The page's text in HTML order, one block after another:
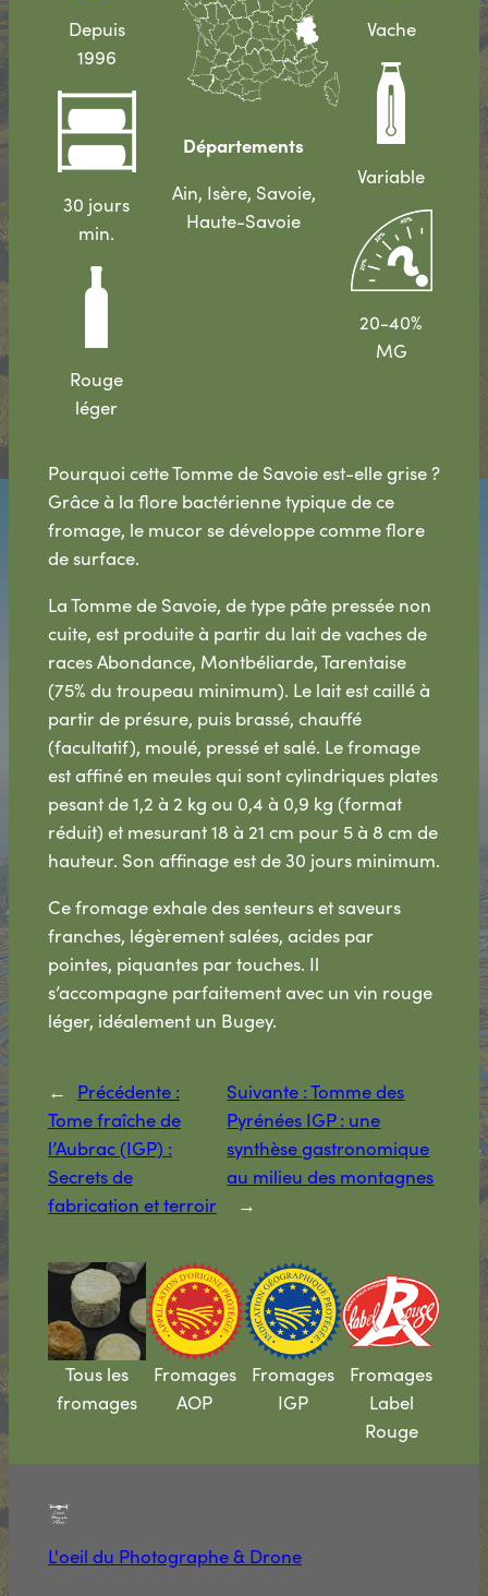
Depuis
1996
30 jours
min.
Rouge
léger
Départements
Ain, Isère, Savoie,
Haute-Savoie
Vache
Variable
20-40%
MG
Pourquoi cette Tomme de Savoie est-elle grise ?
Grâce à la flore bactérienne typique de ce
fromage, le mucor se développe comme flore
de surface.
La Tomme de Savoie, de type pâte pressée non
cuite, est produite à partir du lait de vaches de
races Abondance, Montbéliarde, Tarentaise
(75% du troupeau minimum). Le lait est caillé à
partir de présure, puis brassé, chauffé
(facultatif), moulé, pressé et salé. Le fromage
est affiné en meules qui sont cylindriques plates
pesant de 1,2 à 2 kg ou 0,4 à 0,9 kg (format
réduit) et mesurant 18 à 21 cm pour 5 à 8 cm de
hauteur. Son affinage est de 30 jours minimum.
Ce fromage exhale des senteurs et saveurs
franches, légèrement salées, acides par
pointes, piquantes par touches. Il
s’accompagne parfaitement avec un vin rouge
léger, idéalement un Bugey.
←
Précédente :
Tome fraîche de
l’Aubrac (IGP) :
Secrets de
fabrication et terroir
Suivante :Tomme des
Pyrénées IGP : une
synthèse gastronomique
au milieu des montagnes
→
Tous les
fromages
Fromages
AOP
Fromages
IGP
Fromages
Label
Rouge
L'oeil du Photographe & Drone